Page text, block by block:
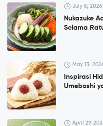
July 8, 2026
Nukazuke
Selama
May 13,
Inspirasi
Umeboshi
April 29,